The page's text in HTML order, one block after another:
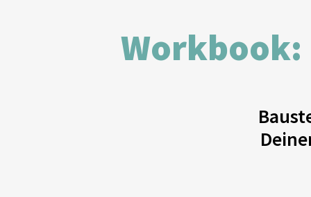
Workbook: